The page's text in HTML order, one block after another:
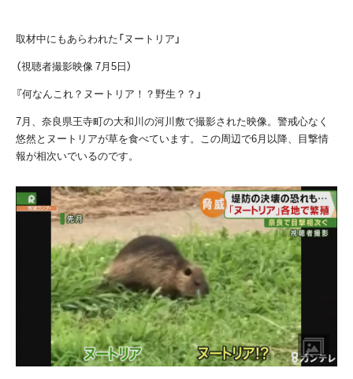
取材中にもあらわれた「ヌートリア」
（視聴者撮影映像 7月5日）
『何なんこれ？ヌートリア！？野生？？」
7月、奈良県王寺町の大和川の河川敷で撮影された映像。警戒心なく
悠然とヌートリアが草を食べています。この周辺で6月以降、目撃情
報が相次いでいるのです。